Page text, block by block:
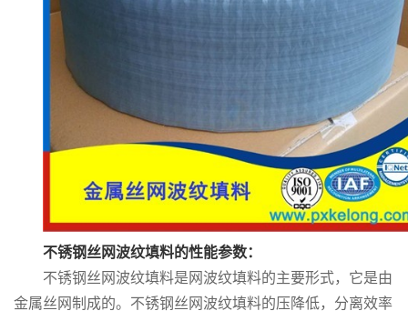
不锈钢丝网波纹填料的性能参数：
不锈钢丝网波纹填料是网波纹填料的主要形式，它是由
金属丝网制成的。 不锈钢丝网波纹填料的压降低，分离效率